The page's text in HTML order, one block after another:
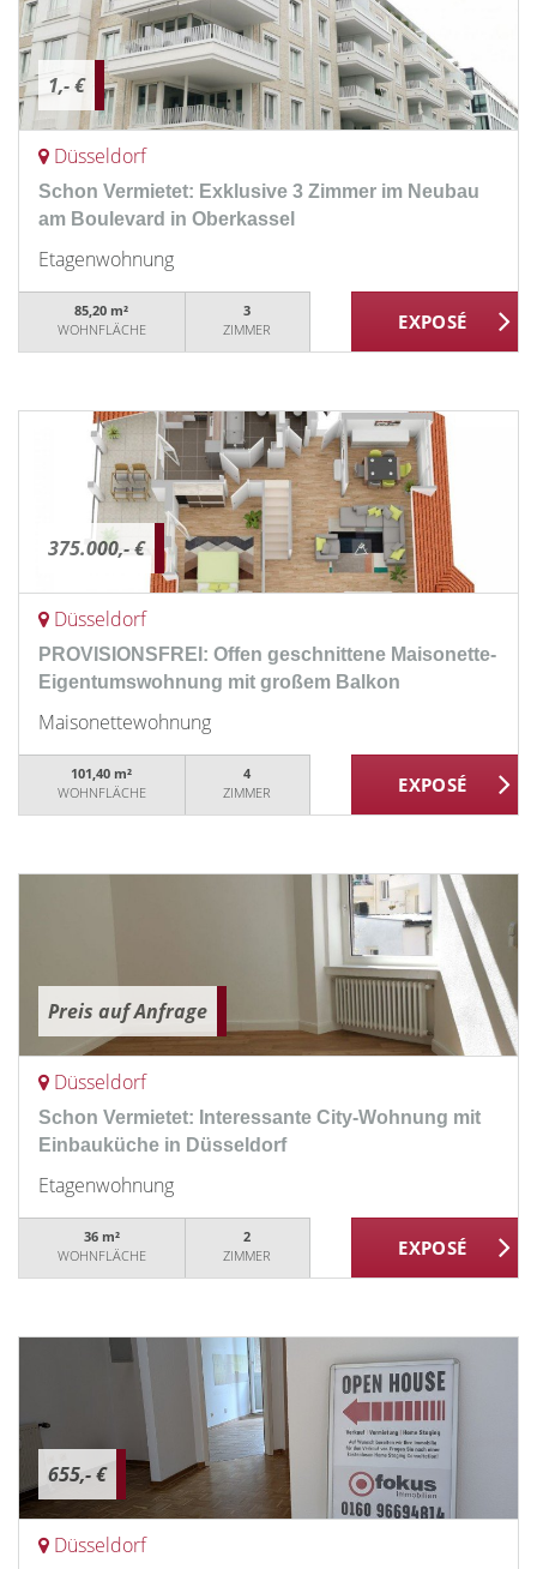
1,- €
Düsseldorf
Schon Vermietet: Exklusive 3 Zimmer im Neubau
am Boulevard in Oberkassel
Etagenwohnung
85,20 m²
WOHNFLÄCHE
3
ZIMMER
375.000,- €
Düsseldorf
PROVISIONSFREI: Offen geschnittene Maisonette-
Eigentumswohnung mit großem Balkon
Maisonettewohnung
101,40 m²
WOHNFLÄCHE
4
ZIMMER
Preis auf Anfrage
Düsseldorf
Schon Vermietet: Interessante City-Wohnung mit
Einbauküche in Düsseldorf
Etagenwohnung
36 m²
WOHNFLÄCHE
2
ZIMMER
655,- €
Düsseldorf